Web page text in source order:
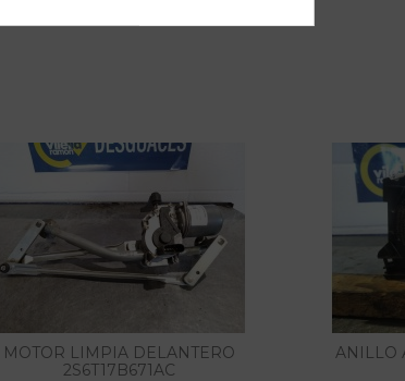
MOTOR LIMPIA DELANTERO
2S6T17B671AC
ANILLO